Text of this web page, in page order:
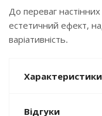
До переваг
естетичний ефект,
варіативність.
Характеристики
Відгуки